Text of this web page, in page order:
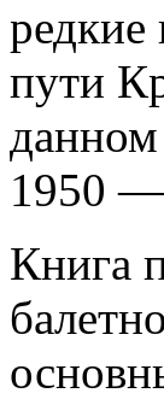
редкие
пути
1950 —
Книга